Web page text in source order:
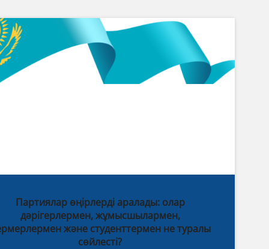
Партиялар өңірлерді аралады: олар
дәрігерлермен, жұмысшылармен,
және студенттермен не туралы
сөйлесті?